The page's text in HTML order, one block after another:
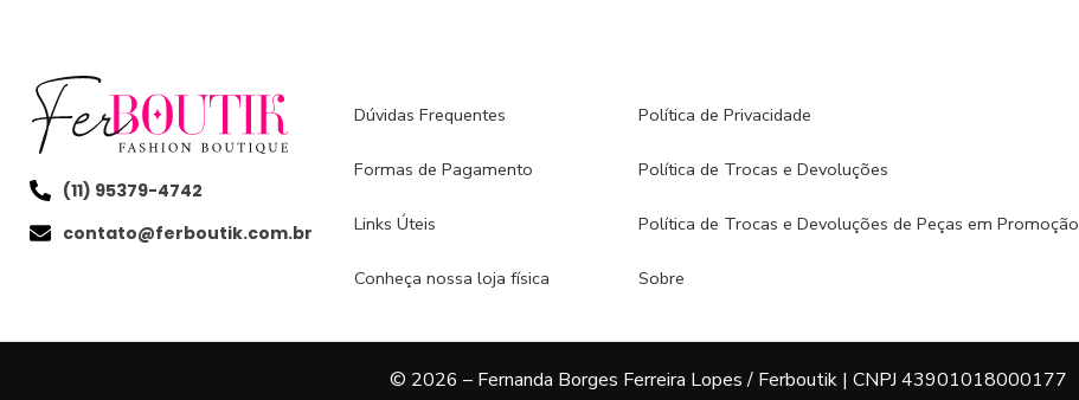
(11) 95379-4742
contato@ferboutik.com.br
Dúvidas Frequentes
Formas de Pagamento
Links Úteis
Conheça nossa loja física​
Política de Privacidade
Política de Trocas e Devoluções
Política de Trocas e Devoluções de Peças em Promoção
Sobre
© 2026 – Fernanda Borges Ferreira Lopes / Ferboutik | CNPJ 43901018000177